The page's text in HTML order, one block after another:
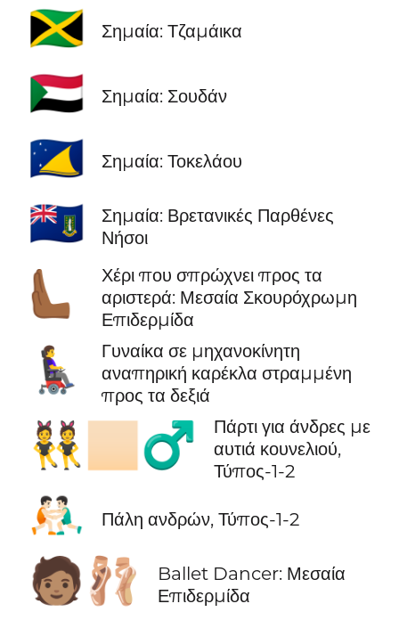
🇯🇲 Σημαία: Τζαμάικα
🇸🇩 Σημαία: Σουδάν
🇹🇰 Σημαία: Τοκελάου
🇻🇬
Σημαία: Βρετανικές Παρθένες
Νήσοι
🫷🏾
Χέρι που σπρώχνει προς τα
αριστερά: Μεσαία Σκουρόχρωμη
Επιδερμίδα
👩‍🦼‍➡️
Γυναίκα σε μηχανοκίνητη
αναπηρική καρέκλα στραμμένη
προς τα δεξιά
👯🏻‍♂️
Πάρτι για άνδρες με
αυτιά κουνελιού,
Τύπος-1-2
🤼🏻‍♂️ Πάλη ανδρών, Τύπος-1-2
🧑🏽‍🩰
Ballet Dancer: Μεσαία
Επιδερμίδα